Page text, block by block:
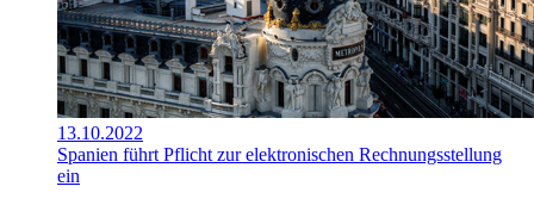
13.10.2022
Spanien führt Pflicht zur elektronischen Rechnungsstellung
ein